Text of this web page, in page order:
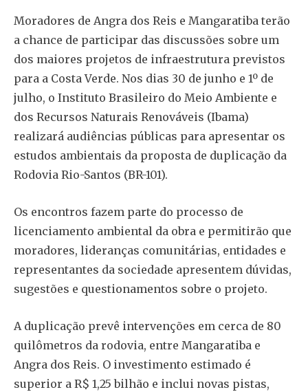
Moradores de Angra dos Reis e Mangaratiba terão
a chance de participar das discussões sobre um
dos maiores projetos de infraestrutura previstos
para a Costa Verde. Nos dias 30 de junho e 1º de
julho, o Instituto Brasileiro do Meio Ambiente e
dos Recursos Naturais Renováveis (Ibama)
realizará audiências públicas para apresentar os
estudos ambientais da proposta de duplicação da
Rodovia Rio-Santos (BR-101).
Os encontros fazem parte do processo de
licenciamento ambiental da obra e permitirão que
moradores, lideranças comunitárias, entidades e
representantes da sociedade apresentem dúvidas,
sugestões e questionamentos sobre o projeto.
A duplicação prevê intervenções em cerca de 80
quilômetros da rodovia, entre Mangaratiba e
Angra dos Reis. O investimento estimado é
superior a R$ 1,25 bilhão e inclui novas pistas,